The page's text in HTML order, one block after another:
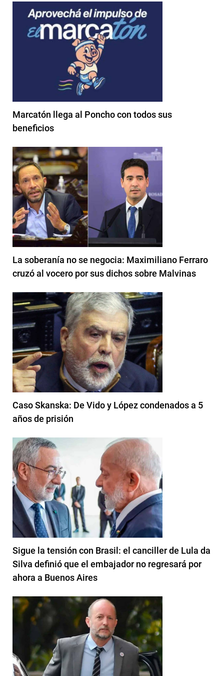
Marcatón llega al Poncho con todos sus
beneficios
La soberanía no se negocia: Maximiliano Ferraro
cruzó al vocero por sus dichos sobre Malvinas
Caso Skanska: De Vido y López condenados a 5
años de prisión
Sigue la tensión con Brasil: el canciller de Lula da
Silva definió que el embajador no regresará por
ahora a Buenos Aires